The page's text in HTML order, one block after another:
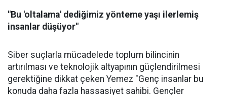
"Bu 'oltalama' dediğimiz yönteme yaşı ilerlemiş
insanlar düşüyor"
Siber suçlarla mücadelede toplum bilincinin
artırılması ve teknolojik altyapının güçlendirilmesi
gerektiğine dikkat çeken Yemez "Genç insanlar bu
konuda daha fazla hassasiyet sahibi. Gençler